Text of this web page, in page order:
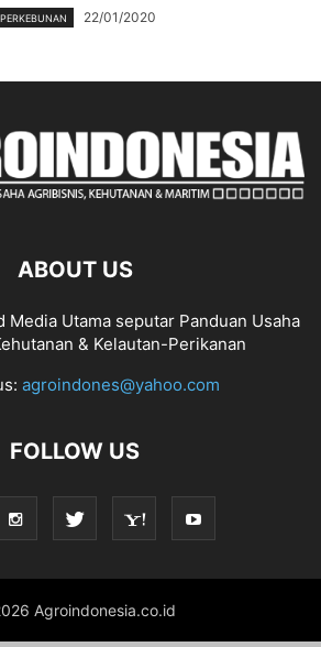
PERKEBUNAN 22/01/2020
ABOUT US
Media Utama seputar Panduan Usaha
& Kelautan-Perikanan
agroindones@yahoo.com
FOLLOW US
Agroindonesia.co.id